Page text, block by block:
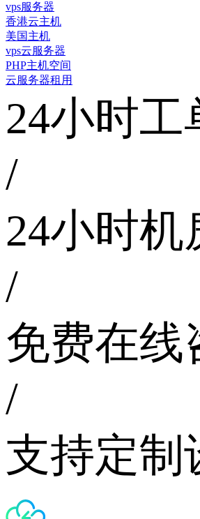
vps服务器
香港云主机
美国主机
vps云服务器
PHP主机空间
云服务器租用
24小时工
/
24小时机
/
免费在线
/
支持定制